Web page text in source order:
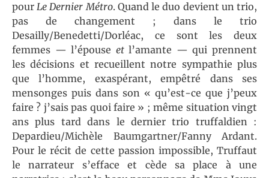
pourLe Dernier Métro. Quand le duo devient un trio,
pas de changement ; dans le trio
Desailly/Benedetti/Dorléac, ce sont les deux
femmes — l’épouse etl’amante — qui prennent
les décisions et recueillent notre sympathie plus
que l’homme, exaspérant, empêtré dans ses
mensonges puis dans son « qu’est-ce que j’peux
faire ? j’sais pas quoi faire » ; même situation vingt
ans plus tard dans le dernier trio truffaldien :
Depardieu/Michèle Baumgartner/Fanny Ardant.
Pour le récit de cette passion impossible, Truffaut
le narrateur s’efface et cède sa place à une